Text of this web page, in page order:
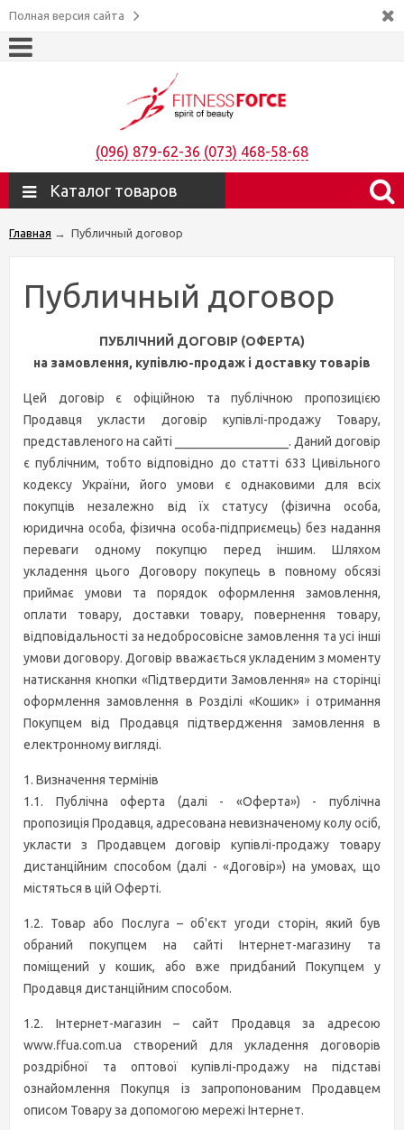
Полная версия сайта
(096) 879-62-36 (073) 468-58-68
Каталог товаров
Главная → Публичный договор
Публичный договор
ПУБЛІЧНИЙ ДОГОВІР (ОФЕРТА)
на замовлення, купівлю-продаж і доставку товарів
Цей договір є офіційною та публічною пропозицією
Продавця укласти договір купівлі-продажу Товару,
представленого на сайті __________________. Даний договір
є публічним, тобто відповідно до статті 633 Цивільного
кодексу України, його умови є однаковими для всіх
покупців незалежно від їх статусу (фізична особа,
юридична особа, фізична особа-підприємець) без надання
переваги одному покупцю перед іншим. Шляхом
укладення цього Договору покупець в повному обсязі
приймає умови та порядок оформлення замовлення,
оплати товару, доставки товару, повернення товару,
відповідальності за недобросовісне замовлення та усі інші
умови договору. Договір вважається укладеним з моменту
натискання кнопки «Підтвердити Замовлення» на сторінці
оформлення замовлення в Розділі «Кошик» і отримання
Покупцем від Продавця підтвердження замовлення в
електронному вигляді.
1. Визначення термінів
1.1. Публічна оферта (далі - «Оферта») - публічна
пропозиція Продавця, адресована невизначеному колу осіб,
укласти з Продавцем договір купівлі-продажу товару
дистанційним способом (далі - «Договір») на умовах, що
містяться в цій Оферті.
1.2. Товар або Послуга – об'єкт угоди сторін, який був
обраний покупцем на сайті Інтернет-магазину та
поміщений у кошик, або вже придбаний Покупцем у
Продавця дистанційним способом.
1.2. Інтернет-магазин – сайт Продавця за адресою
www.ffua.com.ua створений для укладення договорів
роздрібної та оптової купівлі-продажу на підставі
ознайомлення Покупця із запропонованим Продавцем
описом Товару за допомогою мережі Інтернет.